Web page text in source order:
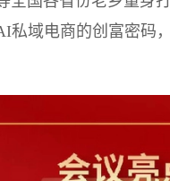
私域电商的创富密码